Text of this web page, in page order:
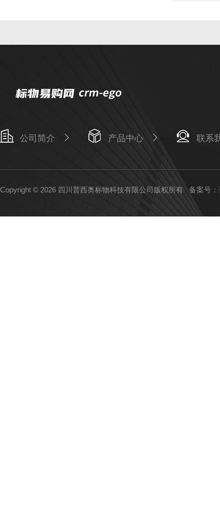
公司简介 产品中心 联系
Copyright © 2026 四川普西奥标物科技有限公司版权所有 备案号：